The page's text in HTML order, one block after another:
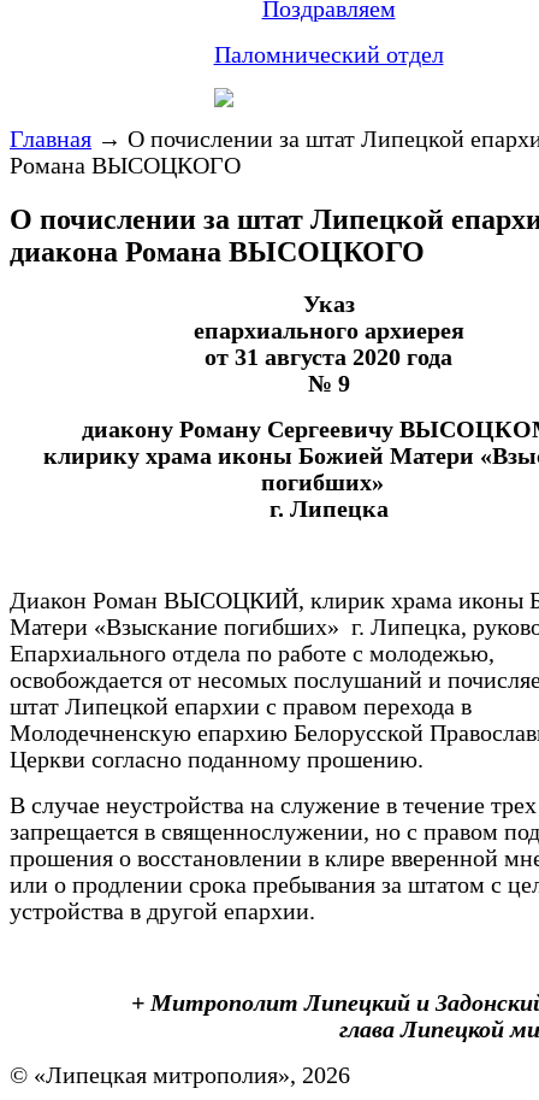
Поздравляем
Паломнический отдел
Главная → О почислении за штат Липецкой
Романа ВЫСОЦКОГО
О почислении за штат Липецкой
диакона Романа ВЫСОЦКОГО
Указ
епархиального архиерея
от 31 августа 2020 года
№ 9
диакону Роману Сергеевичу
клирику храма иконы Божией Матери
погибших»
г. Липецка
Диакон Роман ВЫСОЦКИЙ, клирик храма иконы
Матери «Взыскание погибших» г. Липецка,
Епархиального отдела по работе с молодежью,
освобождается от несомых послушаний и
штат Липецкой епархии с правом перехода в
Молодечненскую епархию Белорусской
Церкви согласно поданному прошению.
В случае неустройства на служение в течение
запрещается в священнослужении, но с правом
прошения о восстановлении в клире вверенной
или о продлении срока пребывания за штатом с
устройства в другой епархии.
+ Митрополит Липецкий и
глава Липецкой
© «Липецкая митрополия», 2026